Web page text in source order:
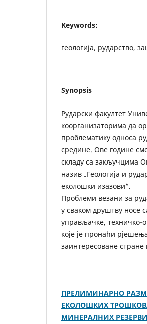
Keywords:
геологија, рударство,
Synopsis
Рударски факултет
коорганизаторима да
проблематику односа
средине. Ове године
складу са закључцима
назив „Геологија и
еколошки изазови“.
Проблеми везани за
у сваком друштву носе
управљачке, техничко-
које је пронаћи
заинтересоване стране
ПРЕЛИМИНАРНО
ЕКОЛОШКИХ
МИНЕРАЛНИХ